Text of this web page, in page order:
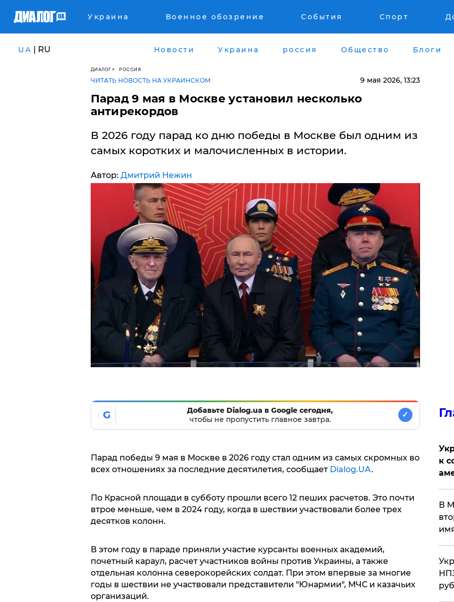
Украина Военное обозрение События Спорт
UA | RU Новости Украина россия Общество Блоги
ДИАЛОГ РОССИЯ
ЧИТАТЬ НОВОСТЬ НА УКРАИНСКОМ 9 мая 2026, 13:23
Парад 9 мая в Москве установил несколько
антирекордов
В 2026 году парад ко дню победы в Москве был одним из
самых коротких и малочисленных в истории.
Автор: Дмитрий Нежин
G
Добавьте Dialog.ua в Google сегодня,
чтобы не пропустить главное завтра.
✓
Парад победы 9 мая в Москве в 2026 году стал одним из самых скромных во
всех отношениях за последние десятилетия, сообщает Dialog.UA.
По Красной площади в субботу прошли всего 12 пеших расчетов. Это почти
втрое меньше, чем в 2024 году, когда в шествии участвовали более трех
десятков колонн.
В этом году в параде приняли участие курсанты военных академий,
почетный караул, расчет участников войны против Украины, а также
отдельная колонна северокорейских солдат. При этом впервые за многие
годы в шествии не участвовали представители "Юнармии", МЧС и казачьих
организаций.
к
В